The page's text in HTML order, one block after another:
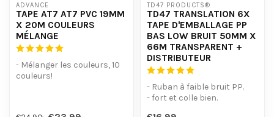
ADVANCE
TAPE AT7 AT7 PVC 19MM
X 20M COULEURS
MÉLANGE
- Mélanger les couleurs, 10
couleurs!
TD47 PRODUCTS®
TD47 TRANSLATION 6X
TAPE D'EMBALLAGE PP
BAS LOW BRUIT 50MM X
66M TRANSPARENT +
DISTRIBUTEUR
- Ruban à faible bruit PP.
- fort et colle bien.